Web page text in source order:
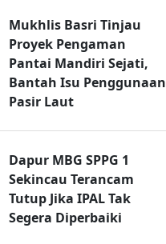
Mukhlis Basri Tinjau
Proyek Pengaman
Pantai Mandiri Sejati,
Bantah Isu Penggunaan
Pasir Laut
Dapur MBG SPPG 1
Sekincau Terancam
Tutup Jika IPAL Tak
Segera Diperbaiki